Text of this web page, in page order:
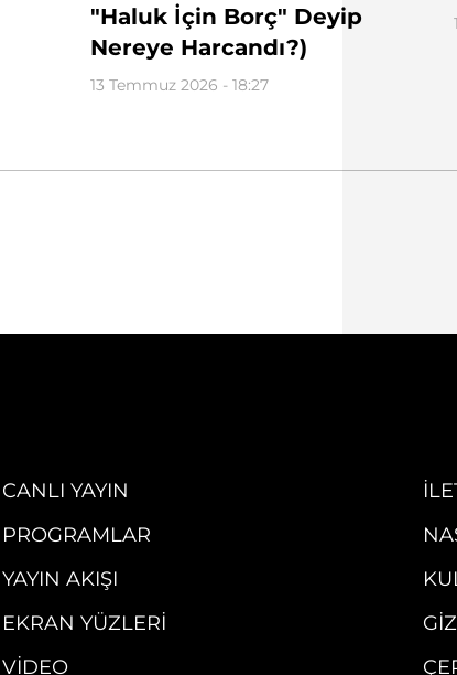
"Haluk İçin Borç" Deyip
Nereye Harcandı?)
13 Temmuz 2026 - 18:27
CANLI YAYIN
PROGRAMLAR
YAYIN AKIŞI
EKRAN YÜZLERI
VIDEO